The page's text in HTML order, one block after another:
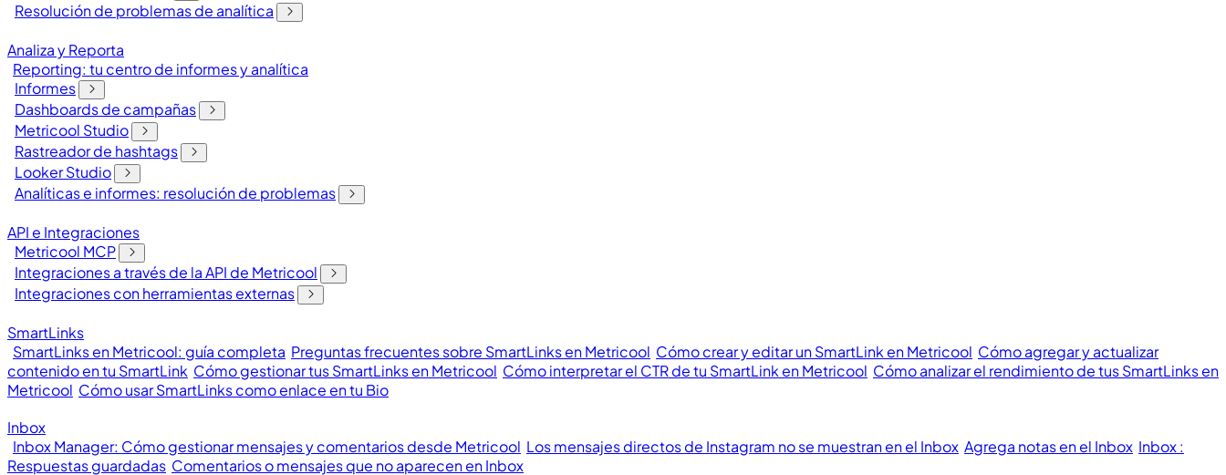
Resolución de problemas de analítica
Analiza y Reporta
Reporting: tu centro de informes y analítica
Informes
Dashboards de campañas
Metricool Studio
Rastreador de hashtags
Looker Studio
Analíticas e informes: resolución de problemas
API e Integraciones
Metricool MCP
Integraciones a través de la API de Metricool
Integraciones con herramientas externas
SmartLinks
SmartLinks en Metricool: guía completa Preguntas frecuentes sobre SmartLinks en Metricool Cómo crear y editar un SmartLink en Metricool Cómo agregar y actualizar
contenido en tu SmartLink Cómo gestionar tus SmartLinks en Metricool Cómo interpretar el CTR de tu SmartLink en Metricool Cómo analizar el rendimiento de tus SmartLinks en
Metricool Cómo usar SmartLinks como enlace en tu Bio
Inbox
Inbox Manager: Cómo gestionar mensajes y comentarios desde Metricool Los mensajes directos de Instagram no se muestran en el Inbox Agrega notas en el Inbox Inbox :
Respuestas guardadas Comentarios o mensajes que no aparecen en Inbox